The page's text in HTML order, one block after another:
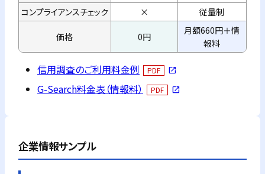
コンプライアンスチェック × 従量制
価格 0円
月額660円＋情
報料
信用調査のご利用料金例 PDF open_in_new
G-Search料金表（情報料） PDF open_in_new
企業情報サンプル